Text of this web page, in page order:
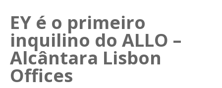
EY é o primeiro
inquilino do ALLO –
Alcântara Lisbon
Offices